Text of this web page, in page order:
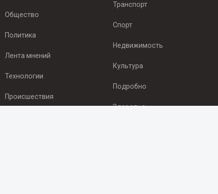
Общество
Политика
Лента мнений
Технологии
Происшествия
Транспорт
Спорт
Недвижимость
Культура
Подробно
Здоровье